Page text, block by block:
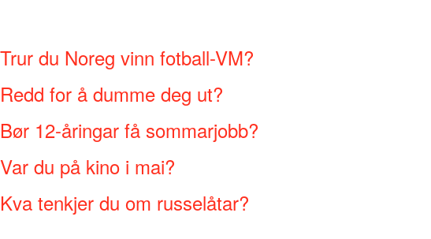
Trur du Noreg vinn fotball-VM?
Redd for å dumme deg ut?
Bør 12-åringar få sommarjobb?
Var du på kino i mai?
Kva tenkjer du om russelåtar?